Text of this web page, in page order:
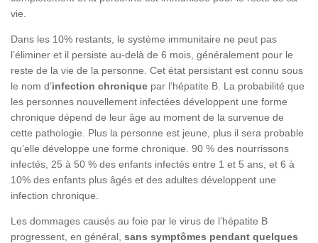
vie.
Dans les 10% restants, le système immunitaire ne peut pas
l’éliminer et il persiste au-delà de 6 mois, généralement pour le
reste de la vie de la personne. Cet état persistant est connu sous
le nom d’infection chronique par l’hépatite B. La probabilité que
les personnes nouvellement infectées développent une forme
chronique dépend de leur âge au moment de la survenue de
cette pathologie. Plus la personne est jeune, plus il sera probable
qu’elle développe une forme chronique. 90 % des nourrissons
infectés, 25 à 50 % des enfants infectés entre 1 et 5 ans, et 6 à
10% des enfants plus âgés et des adultes développent une
infection chronique.
Les dommages causés au foie par le virus de l’hépatite B
progressent, en général, sans symptômes pendant quelques